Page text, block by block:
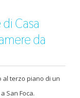
Casa
da
al terzo piano di un
San Foca.